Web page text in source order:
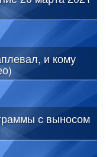
и кому
с выносом